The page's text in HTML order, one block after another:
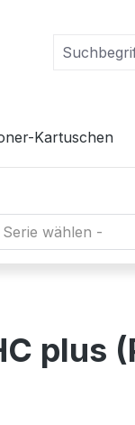
Kartuschen
wählen -
plus